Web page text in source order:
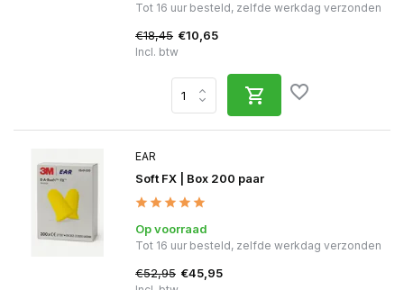
Tot 16 uur besteld, zelfde werkdag verzonden
€18,45 €10,65
Incl. btw
EAR
Soft FX | Box 200 paar
Op voorraad
Tot 16 uur besteld, zelfde werkdag verzonden
€52,95 €45,95